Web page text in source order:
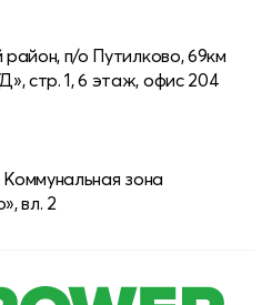
п/о Путилково, 69км
стр. 1, 6 этаж, офис 204
зона
вл. 2